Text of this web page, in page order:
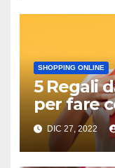
SHOPPING ONLINE
5 Regali
per fare
DIC 27, 2022